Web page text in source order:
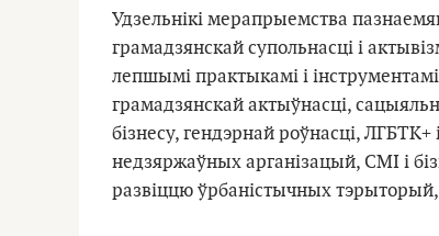
Удзельнікі мерапрыемства
грамадзянскай супольнасці і
лепшымі практыкамі і
грамадзянскай актыўнасці,
бізнесу, гендэрнай роўнасці,
недзяржаўных арганізацый, СМІ і
развіццю ўрбаністычных тэрыторый,